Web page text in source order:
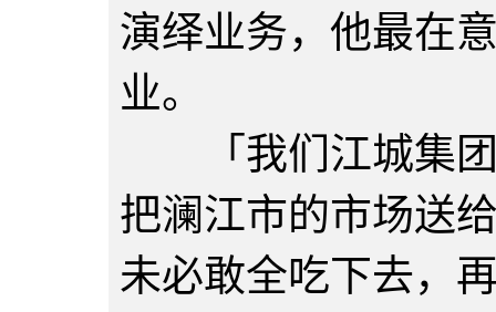
演绎业务，他最在
业。
「我们江城集团
把澜江市的市场送
未必敢全吃下去，